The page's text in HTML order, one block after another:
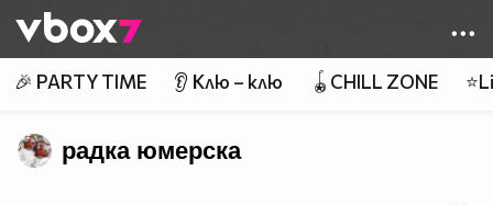
👾
🎉 PARTY TIME 👂 Клю – клю 🪀CHILL ZONE
радка юмерска